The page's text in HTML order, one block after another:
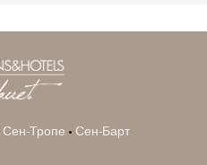
Сен-Тропе • Сен-Барт